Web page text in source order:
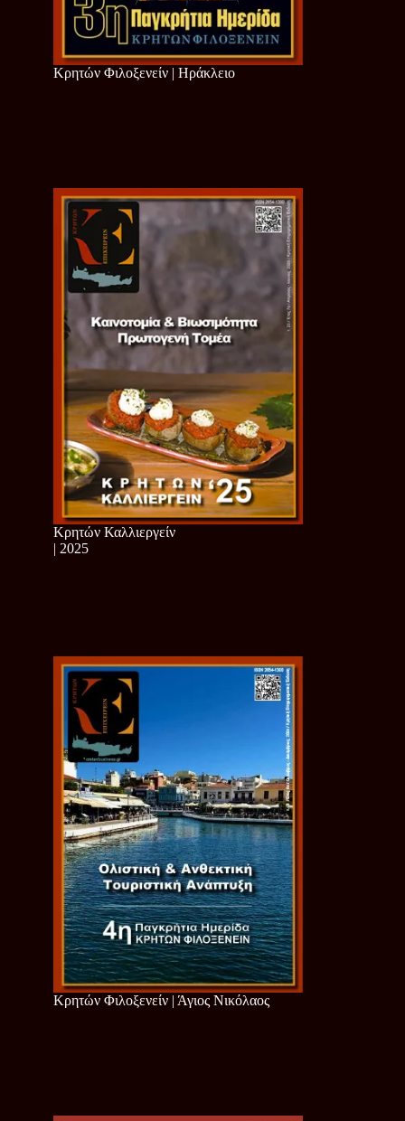
Κρητών Φιλοξενείν | Ηράκλειο
Κρητών Καλλιεργείν
| 2025
Κρητών Φιλοξενείν | Άγιος Νικόλαος